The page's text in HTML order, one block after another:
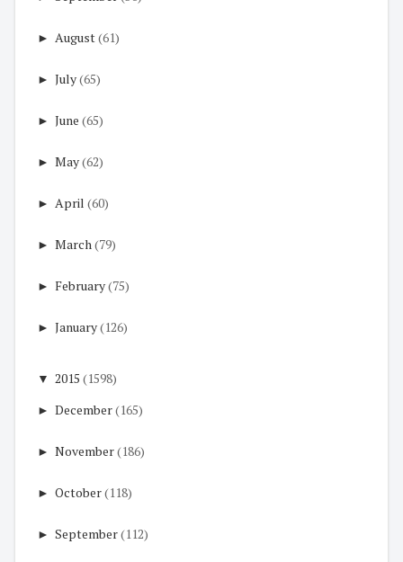
► August(61)
► July(65)
► June (65)
► May(62)
► April (60)
► March(79)
► February(75)
► January(126)
▼ 2015 (1598)
► December(165)
► November(186)
► October(118)
► September(112)